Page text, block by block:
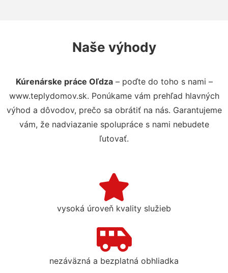
Naše výhody
Kúrenárske práce Oľdza– poďte do toho s nami –
www.teplydomov.sk. Ponúkame vám prehľad hlavných
výhod a dôvodov, prečo sa obrátiť na nás. Garantujeme
vám, že nadviazanie spolupráce s nami nebudete
ľutovať.
vysoká úroveň kvality služieb
nezáväzná a bezplatná obhliadka